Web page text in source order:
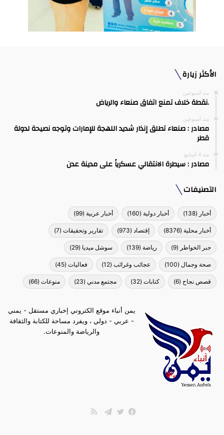
الأكثر زيارة
منذ أسبوعين
.نقطة خلاف تمنع اتفاق صنعاء والرياض
منذ أسبوعين
مصادر : صنعاء تطلق إنذار شديد اللهجة للإمارات وتوجه نصيحة لدولة
قطر
منذ 4 أسابيع
مصادر : سيطرة الانتقالي عسكرياً على مدينة عدن
التصنيفات
أخبار (138) أخبار دولية (160) أخبار عربية (99)
أخبار محلية (8376) إقتصاد (973) تقارير وتحقيقات (7)
جبر الخواطر (9) رياضة (139) سوشل ميديا (29)
صحة وجمال (100) عجائب وغرائب (12) فعاليات (45)
قصص نجاح (6) كتابات (32) مجتمع مدني (23) منوعات (66)
يمن أنباء موقع الكتروني إخباري مستقل - يمني
- عربي - دولي ، ويفرد مساحة للكتابة والثقافة
والرياضة والمنوعات.